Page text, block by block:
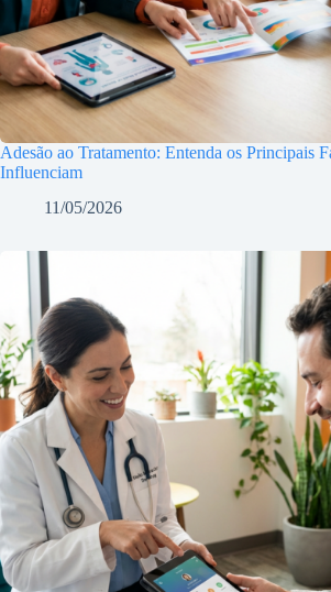
Adesão ao Tratamento: Entenda os Principais
Influenciam
11/05/2026